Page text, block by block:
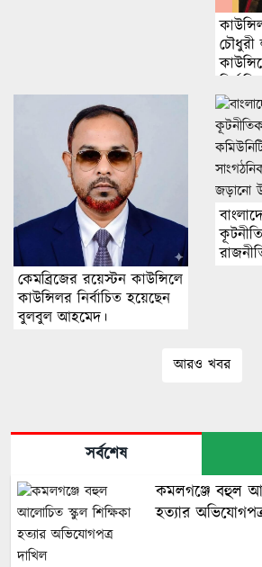
চৌধুরী
কেমব্রিজের রয়েস্টন কাউন্সিলে
কাউন্সিলর নির্বাচিত হয়েছেন
বুলবুল আহমেদ।
বা
আরও খবর
সর্বশেষ
কমলগঞ্জে বহুল
হত্যার